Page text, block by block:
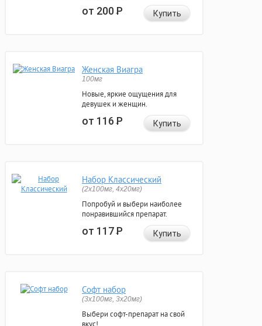
от 200Р Купить
Женская Виагра
100мг
Новые, яркие ощущения для
девушек и женщин.
от 116Р Купить
Набор Классический
(2x100мг, 4x20мг)
Попробуй и выбери наиболее
понравившийся препарат.
от 117Р Купить
Софт набор
(3x100мг, 3x20мг)
Выбери софт-препарат на свой